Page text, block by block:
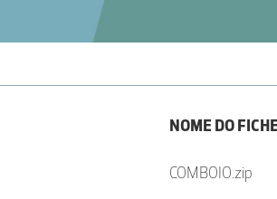
NOME DO
COMBOIO.zip